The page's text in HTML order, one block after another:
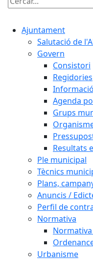
Cercar:
Ajuntament
Salutació de
Govern
Consistori
Regidories
Agenda
Grups
Resultats
Ple municipal
Tècnics
Plans,
Anuncis /
Perfil de
Normativa
Urbanisme